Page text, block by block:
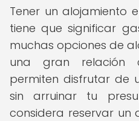
Tener un alojamiento
tiene que significar
muchas opciones de
una gran relación
permiten disfrutar de
sin arruinar tu
considera reservar